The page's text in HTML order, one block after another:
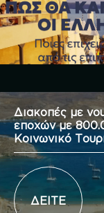
Διακοπές με
εποχών με
Κοινωνικό
ΔΕΙΤΕ